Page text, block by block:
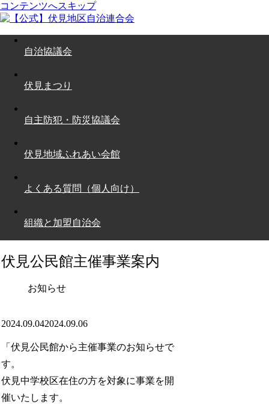
コンテンツへスキップ
自治協議会
伏見まつり
自主防犯・防災協議会
伏見地域ふれあい会館
よくある質問（個人向け）
組織と加盟自治会
伏見公民館主催事業案内
お知らせ
2024.09.042024.09.06
「伏見公民館から主催事業のお知らせで
す。
伏見中学校区在住の方を対象に事業を開
催いたします。